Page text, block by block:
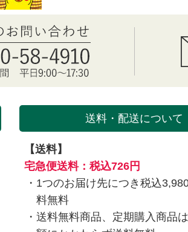
送料・配送について
【送料】
宅急便送料：税込726円
1つのお届け先につき税込
料無料
送料無料商品、定期購入商品